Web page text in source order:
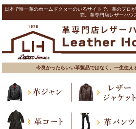
日本で唯一革のホームドクターのいるサイトで、革のプロ
売。革専門店レザーハウ
今良かったらいい革製品ではなく、一生使え